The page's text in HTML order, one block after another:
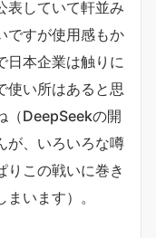
表していて軒並み
ですが使用感もか
日本企業は触りに
使い所はあると思
（DeepSeekの開
が、いろいろな噂
りこの戦いに巻き
います）。